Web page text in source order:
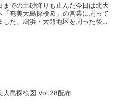
までの土砂降りも止んだ今日は北大
「奄美大島探検図」の営業に周って
した。鳩浜・大熊地区を周った後に
大島探検図 Vol.28配布